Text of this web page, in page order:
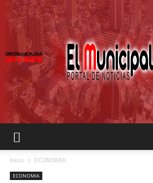
Inicio ECONOMIA
ECONOMIA